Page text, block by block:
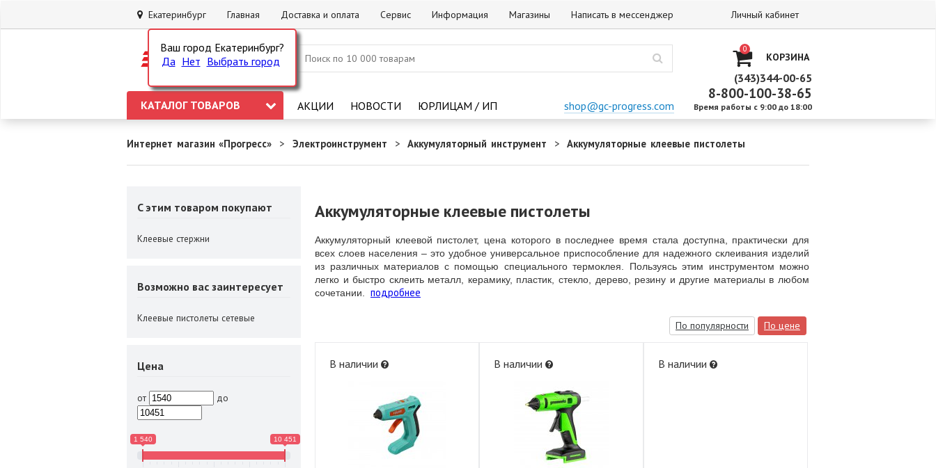
Екатеринбург Главная Доставка и оплата Сервис Информация Магазины Написать в мессенджер Личный кабинет
Ваш город Екатеринбург?
Да Нет Выбрать город
0
КОРЗИНА
КАТАЛОГ ТОВАРОВ АКЦИИ НОВОСТИ ЮРЛИЦАМ / ИП shop@gc-progress.com
(343)344-00-65
8-800-100-38-65
Время работы с 9:00 до 18:00
Интернет магазин «Прогресс» Электроинструмент Аккумуляторный инструмент Аккумуляторные клеевые пистолеты
C этим товаром покупают
Клеевые стержни
Возможно вас заинтересует
Клеевые пистолеты сетевые
Цена
от до
1 540 10 451
Аккумуляторные клеевые пистолеты
Аккумуляторный клеевой пистолет, цена которого в последнее время стала доступна, практически для
всех слоев населения – это удобное универсальное приспособление для надежного склеивания изделий
из различных материалов с помощью специального термоклея. Пользуясь этим инструментом можно
легко и быстро склеить металл, керамику, пластик, стекло, дерево, резину и другие материалы в любом
сочетании.
подробнее
По популярности По цене
В наличии В наличии В наличии